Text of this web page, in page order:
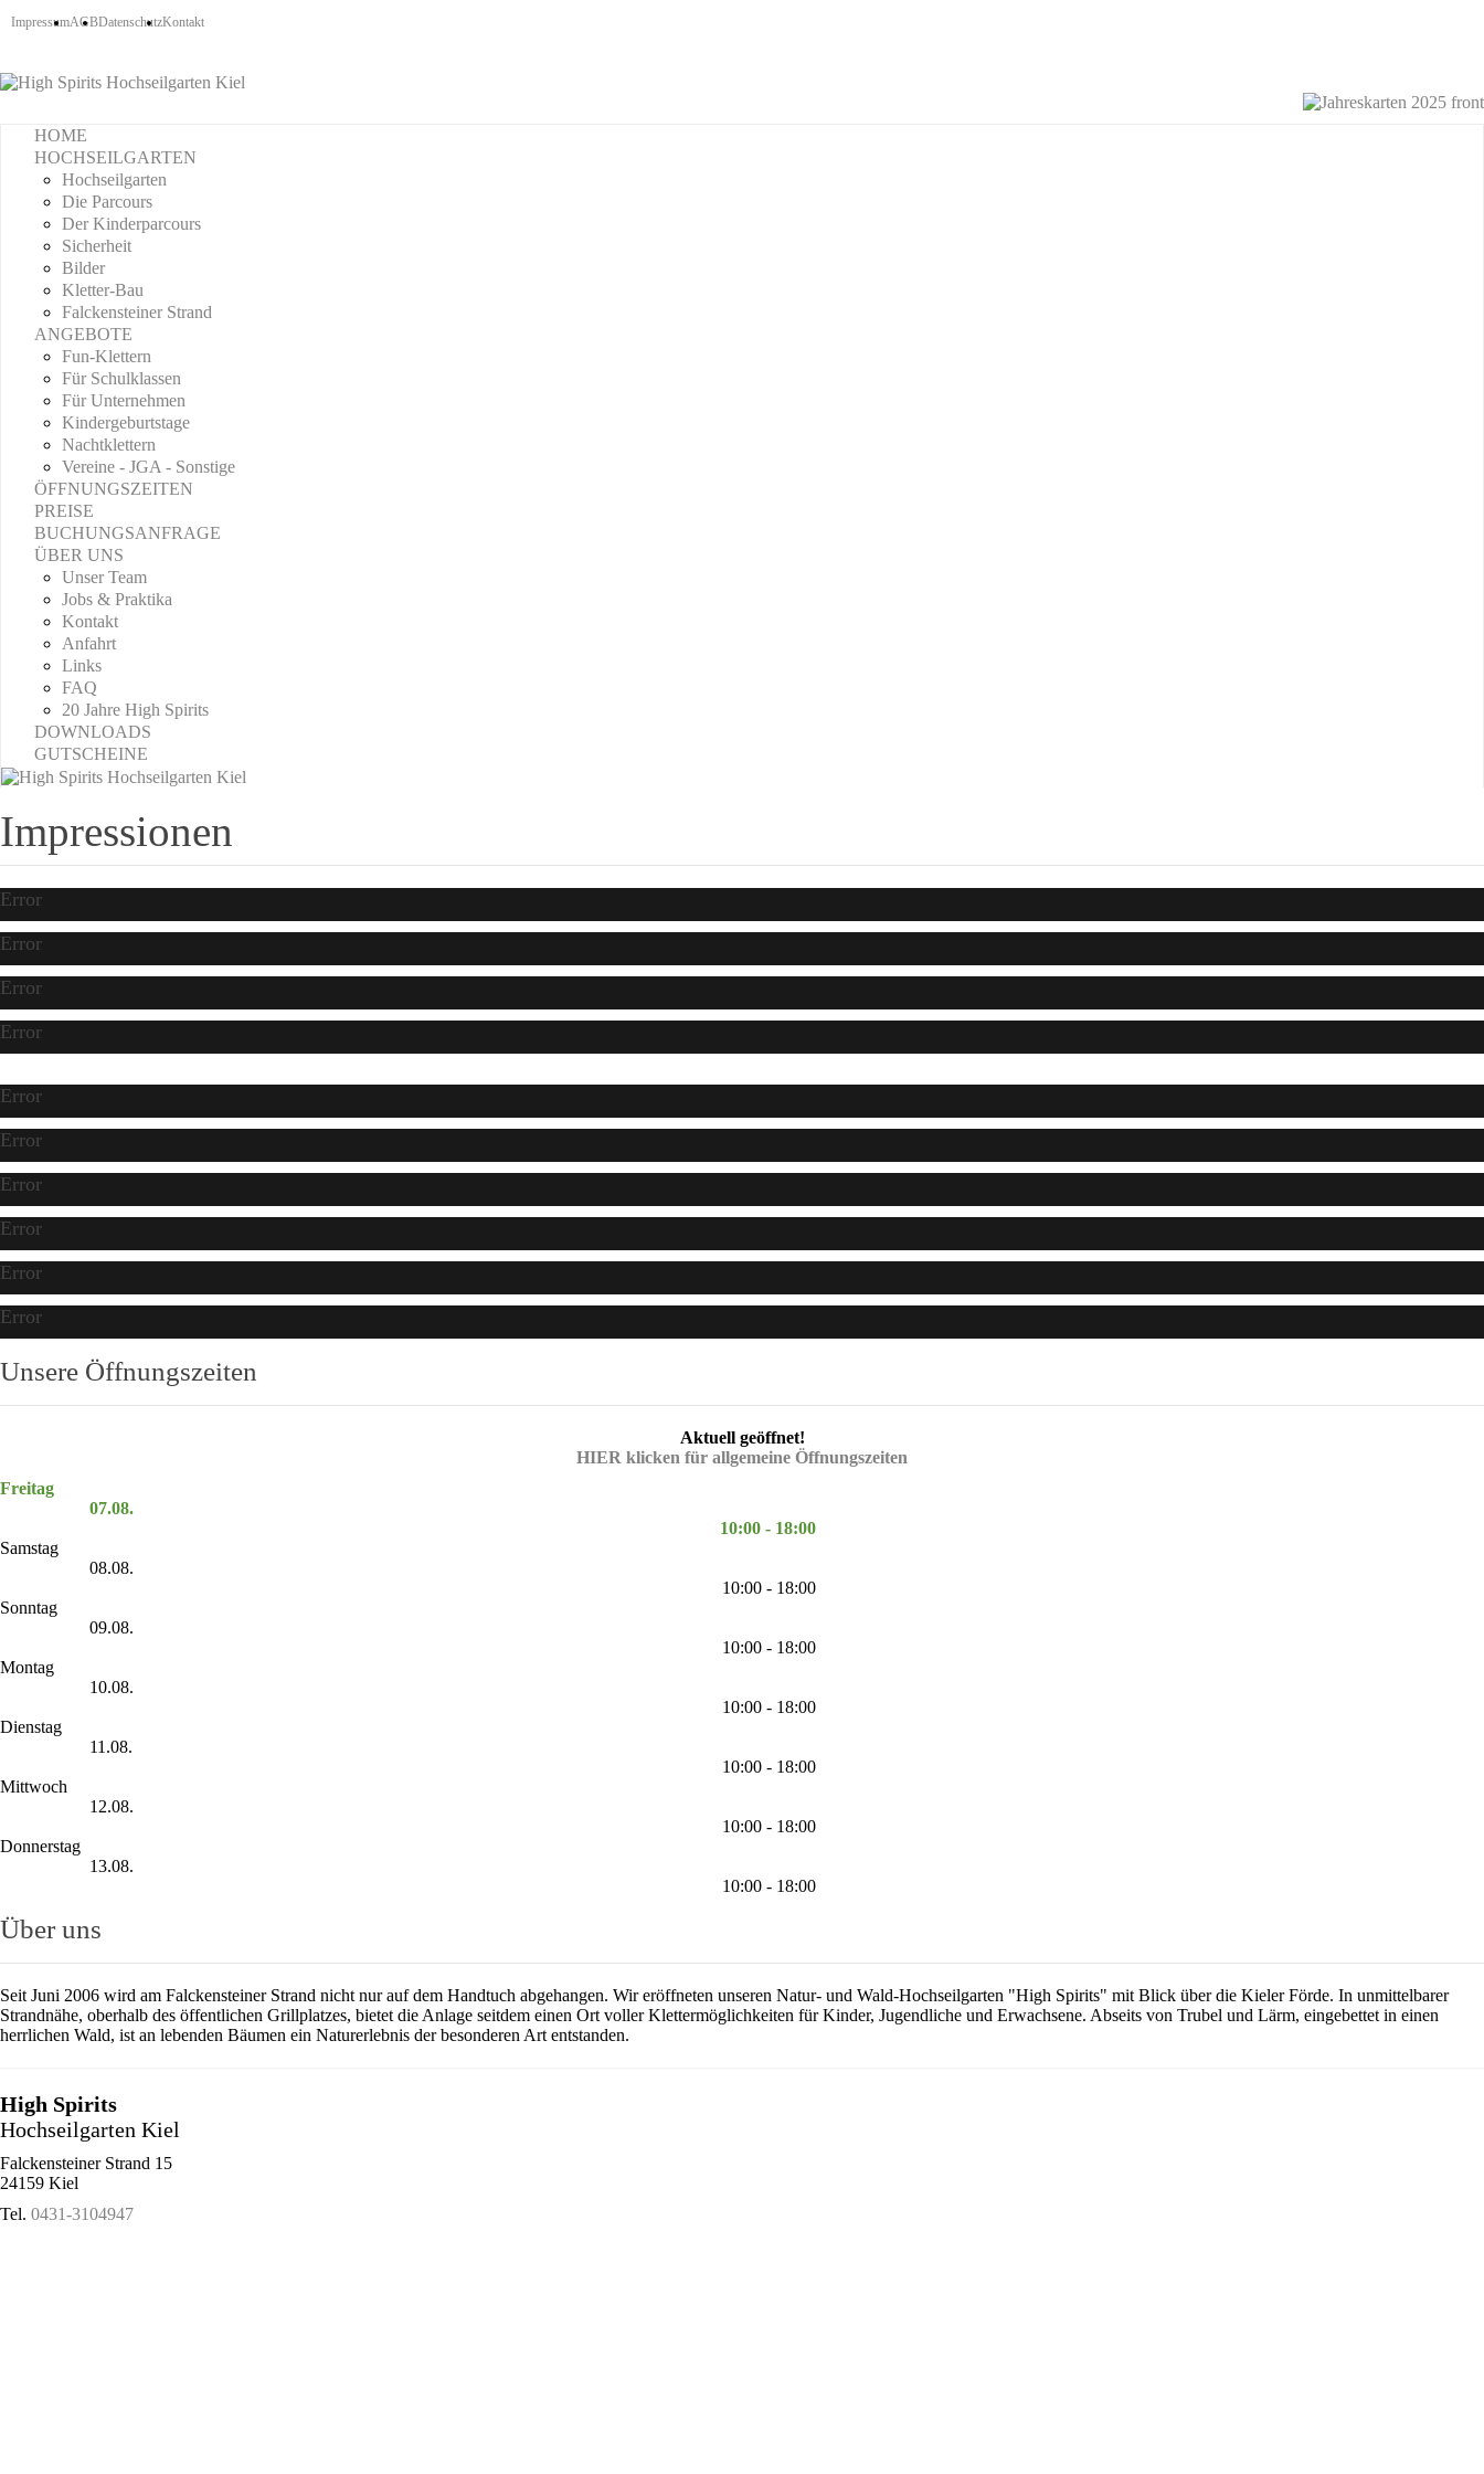
ImpressumAGBDatenschutzKontakt
HOME
HOCHSEILGARTEN
Hochseilgarten
Die Parcours
Der Kinderparcours
Sicherheit
Bilder
Kletter-Bau
Falckensteiner Strand
ANGEBOTE
Fun-Klettern
Für Schulklassen
Für Unternehmen
Kindergeburtstage
Nachtklettern
Vereine - JGA - Sonstige
ÖFFNUNGSZEITEN
PREISE
BUCHUNGSANFRAGE
ÜBER UNS
Unser Team
Jobs & Praktika
Kontakt
Anfahrt
Links
FAQ
20 Jahre High Spirits
DOWNLOADS
GUTSCHEINE
Impressionen
Error
Error
Error
Error
Error
Error
Error
Error
Error
Error
Unsere Öffnungszeiten
Aktuell geöffnet!
HIER klicken für allgemeine Öffnungszeiten
Freitag
07.08.
10:00 - 18:00
Samstag
08.08.
10:00 - 18:00
Sonntag
09.08.
10:00 - 18:00
Montag
10.08.
10:00 - 18:00
Dienstag
11.08.
10:00 - 18:00
Mittwoch
12.08.
10:00 - 18:00
Donnerstag
13.08.
10:00 - 18:00
Über uns
Seit Juni 2006 wird am Falckensteiner Strand nicht nur auf dem Handtuch abgehangen. Wir eröffneten unseren Natur- und Wald-Hochseilgarten "High Spirits" mit Blick über die Kieler Förde. In unmittelbarer
Strandnähe, oberhalb des öffentlichen Grillplatzes, bietet die Anlage seitdem einen Ort voller Klettermöglichkeiten für Kinder, Jugendliche und Erwachsene. Abseits von Trubel und Lärm, eingebettet in einen
herrlichen Wald, ist an lebenden Bäumen ein Naturerlebnis der besonderen Art entstanden.
High Spirits
Hochseilgarten Kiel
Falckensteiner Strand 15
24159 Kiel
Tel. 0431-3104947